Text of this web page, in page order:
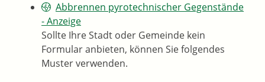
Abbrennen pyrotechnischer Gegenstände
- Anzeige
Sollte Ihre Stadt oder Gemeinde kein
Formular anbieten, können Sie folgendes
Muster verwenden.